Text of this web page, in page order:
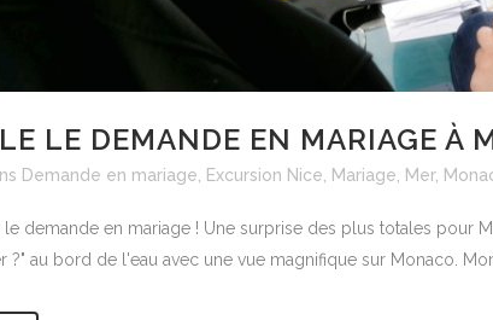
LE DEMANDE EN MARIAGE À
Demande en mariage Excursion Nice Mariage Mer,
demande en mariage ! Une surprise des plus totales pour
?" au bord de l'eau avec une vue magnifique sur Monaco.